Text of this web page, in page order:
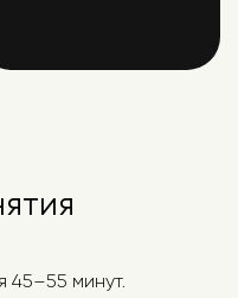
45–55 минут.
по